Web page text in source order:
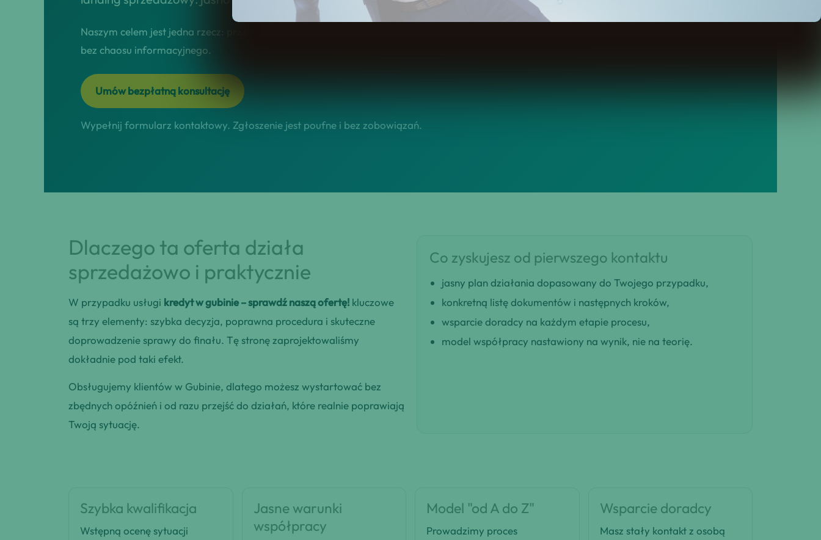
Naszym celem jest jedna rzecz: przekształcić Twoje zainteresowanie w skuteczne wdrożenie usługi w Gubinie, bez przeciągania i
bez chaosu informacyjnego.
Umów bezpłatną konsultację
Wypełnij formularz kontaktowy. Zgłoszenie jest poufne i bez zobowiązań.
Dlaczego ta oferta działa
sprzedażowo i praktycznie
W przypadku usługi kredyt w gubinie – sprawdź naszą ofertę! kluczowe
są trzy elementy: szybka decyzja, poprawna procedura i skuteczne
doprowadzenie sprawy do finału. Tę stronę zaprojektowaliśmy
dokładnie pod taki efekt.
Obsługujemy klientów w Gubinie, dlatego możesz wystartować bez
zbędnych opóźnień i od razu przejść do działań, które realnie poprawiają
Twoją sytuację.
Co zyskujesz od pierwszego kontaktu
jasny plan działania dopasowany do Twojego przypadku,
konkretną listę dokumentów i następnych kroków,
wsparcie doradcy na każdym etapie procesu,
model współpracy nastawiony na wynik, nie na teorię.
Szybka kwalifikacja
Wstępną ocenę sytuacji
Jasne warunki
współpracy
Model "od A do Z"
Prowadzimy proces
Wsparcie doradcy
Masz stały kontakt z osobą